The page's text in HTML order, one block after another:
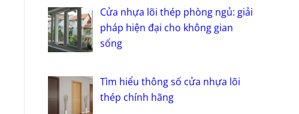
Cửa nhựa lõi thép phòng ngủ: giải
pháp hiện đại cho không gian
sống
Tìm hiểu thông số cửa nhựa lõi
thép chính hãng